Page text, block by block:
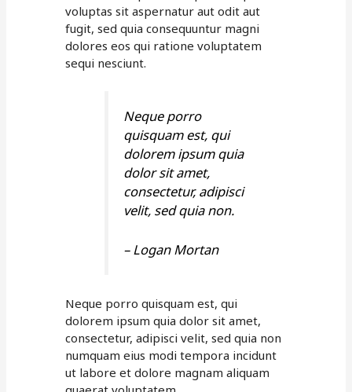
voluptas sit aspernatur aut odit aut
fugit, sed quia consequuntur magni
dolores eos qui ratione voluptatem
sequi nesciunt.
Neque porro
quisquam est, qui
dolorem ipsum quia
dolor sit amet,
consectetur, adipisci
velit, sed quia non.
– Logan Mortan
Neque porro quisquam est, qui
dolorem ipsum quia dolor sit amet,
consectetur, adipisci velit, sed quia non
numquam eius modi tempora incidunt
ut labore et dolore magnam aliquam